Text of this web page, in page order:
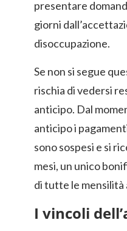
presentare
giorni
disoccupazione.
Se non si segue
rischia di vedersi
anticipo. Dal
anticipo i
sono sospesi e si
mesi, un unico
di tutte le
I vincoli